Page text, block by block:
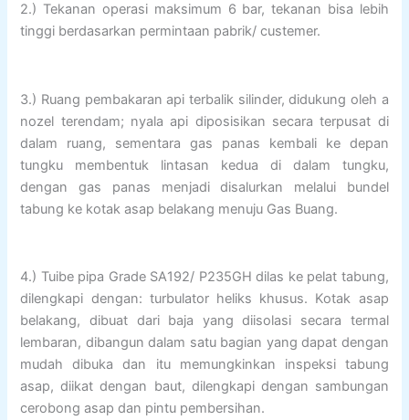
2.) Tekanan operasi maksimum 6 bar, tekanan bisa lebih
tinggi berdasarkan permintaan pabrik/ custemer.
3.) Ruang pembakaran api terbalik silinder, didukung oleh a
nozel terendam; nyala api diposisikan secara terpusat di
dalam ruang, sementara gas panas kembali ke depan
tungku membentuk lintasan kedua di dalam tungku,
dengan gas panas menjadi disalurkan melalui bundel
tabung ke kotak asap belakang menuju Gas Buang.
4.) Tuibe pipa Grade SA192/ P235GH dilas ke pelat tabung,
dilengkapi dengan: turbulator heliks khusus. Kotak asap
belakang, dibuat dari baja yang diisolasi secara termal
lembaran, dibangun dalam satu bagian yang dapat dengan
mudah dibuka dan itu memungkinkan inspeksi tabung
asap, diikat dengan baut, dilengkapi dengan sambungan
cerobong asap dan pintu pembersihan.